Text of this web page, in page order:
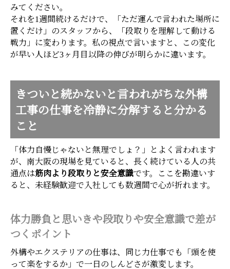
みてください。
それを1週間続けるだけで、「ただ運んで言われた場所に
置くだけ」のスタッフから、「段取りを理解して動ける
戦力」に変わります。私の視点で言いますと、この変化
が早い人ほど3ヶ月目以降の伸びが明らかに違います。
きついと続かないと言われがちな外構
工事の仕事を冷静に分解すると分かる
こと
「体力自慢じゃないと無理でしょ？」とよく言われます
が、南大阪の現場を見ていると、長く続けている人の共
通点は筋肉より段取りと安全意識です。ここを勘違いす
ると、未経験歓迎で入社しても数週間で心が折れます。
体力勝負と思いきや段取りや安全意識で差が
つくポイント
外構やエクステリアの仕事は、同じ力仕事でも「頭を使
って楽をするか」で一日のしんどさが激変します。